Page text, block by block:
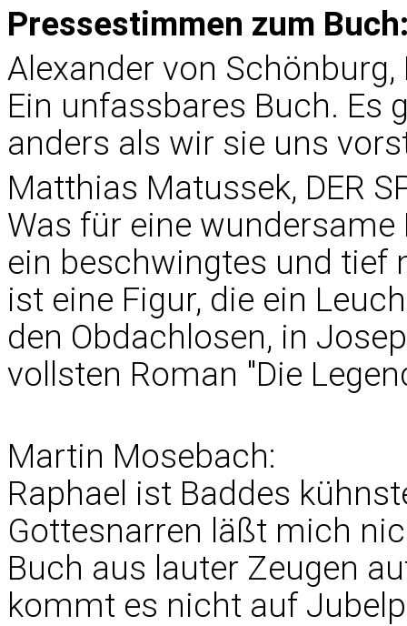
Pressestimmen zum
Alexander von Schönburg,
Ein unfassbares Buch. Es
anders als wir sie uns
Matthias Matussek, DER
Was für eine
ein beschwingtes und tief
ist eine Figur, die ein
den Obdachlosen, in
vollsten Roman "Die
Martin Mosebach:
Raphael ist Baddes
Gottesnarren läßt mich
Buch aus lauter Zeugen
kommt es nicht auf